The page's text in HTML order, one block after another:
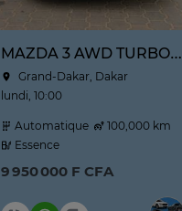
MAZDA 3 AWD TURBO 2021
Grand-Dakar, Dakar
lundi, 10:00
Automatique
100,000 km
Essence
9 950 000 F CFA